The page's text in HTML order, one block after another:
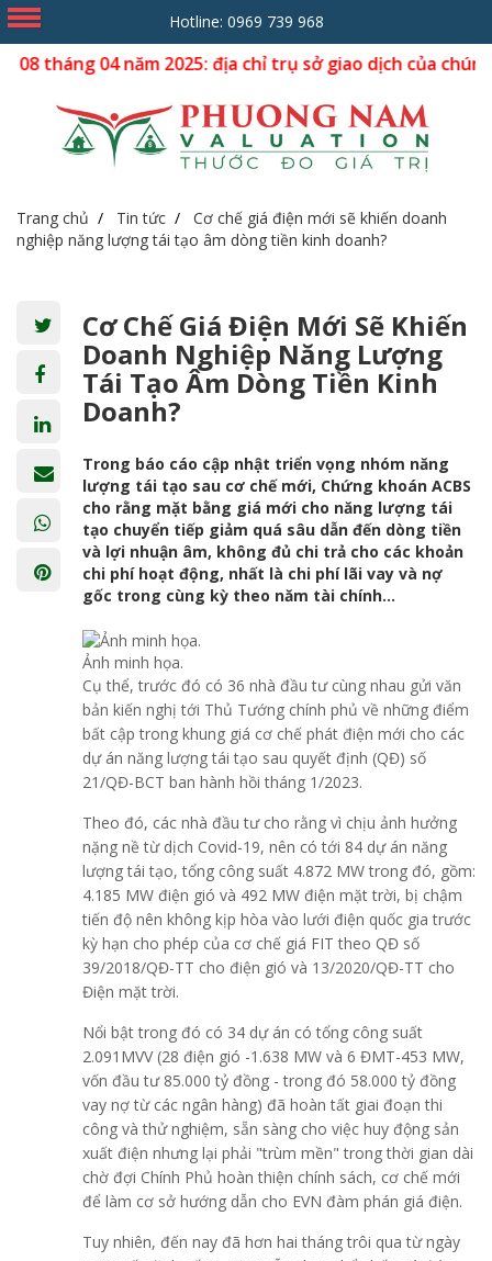
Hotline: 0969 739 968
04 năm 2025: địa chỉ trụ sở giao dịch của chúng tôi
Trang chủ Tin tức
Cơ chế giá điện mới sẽ khiến doanh
nghiệp năng lượng tái tạo âm dòng tiền kinh doanh?
Cơ Chế Giá Điện Mới Sẽ Khiến
Doanh Nghiệp Năng Lượng
Tái Tạo Âm Dòng Tiền Kinh
Doanh?
Trong báo cáo cập nhật triển vọng nhóm năng
lượng tái tạo sau cơ chế mới, Chứng khoán ACBS
cho rằng mặt bằng giá mới cho năng lượng tái
tạo chuyển tiếp giảm quá sâu dẫn đến dòng tiền
và lợi nhuận âm, không đủ chi trả cho các khoản
chi phí hoạt động, nhất là chi phí lãi vay và nợ
gốc trong cùng kỳ theo năm tài chính...
Ảnh minh họa.
Cụ thể, trước đó có 36 nhà đầu tư cùng nhau gửi văn
bản kiến nghị tới Thủ Tướng chính phủ về những điểm
bất cập trong khung giá cơ chế phát điện mới cho các
dự án năng lượng tái tạo sau quyết định (QĐ) số
21/QĐ-BCT ban hành hồi tháng 1/2023.
Theo đó, các nhà đầu tư cho rằng vì chịu ảnh hưởng
nặng nề từ dịch Covid-19, nên có tới 84 dự án năng
lượng tái tạo, tổng công suất 4.872 MW trong đó, gồm:
4.185 MW điện gió và 492 MW điện mặt trời, bị chậm
tiến độ nên không kịp hòa vào lưới điện quốc gia trước
kỳ hạn cho phép của cơ chế giá FIT theo QĐ số
39/2018/QĐ-TT cho điện gió và 13/2020/QĐ-TT cho
Điện mặt trời.
Nổi bật trong đó có 34 dự án có tổng công suất
2.091MVV (28 điện gió -1.638 MW và 6 ĐMT-453 MW,
vốn đầu tư 85.000 tỷ đồng - trong đó 58.000 tỷ đồng
vay nợ từ các ngân hàng) đã hoàn tất giai đoạn thi
công và thử nghiệm, sẵn sàng cho việc huy động sản
xuất điện nhưng lại phải "trùm mền" trong thời gian dài
chờ đợi Chính Phủ hoàn thiện chính sách, cơ chế mới
để làm cơ sở hướng dẫn cho EVN đàm phán giá điện.
Tuy nhiên, đến nay đã hơn hai tháng trôi qua từ ngày